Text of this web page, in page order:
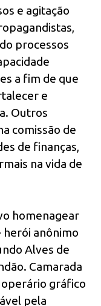
e agitação
processos
a fim de que
e
Outros
comissão de
de finanças,
na vida de
homenagear
anônimo
Alves de
Camarada
gráfico
pela